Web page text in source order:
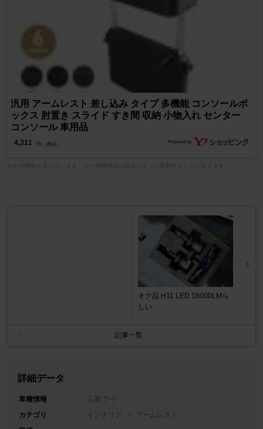
汎用 アームレスト 差し込み タイプ 多機能 コンソールボ
ックス 肘置き スライド すき間 収納 小物入れ センター
コンソール 車用品
4,311 円 （税込）
オク品 H11 LED 16000LMら
しい
記事一覧
詳細データ
車種情報
三菱 アイ
カテゴリ
インテリア
アームレスト